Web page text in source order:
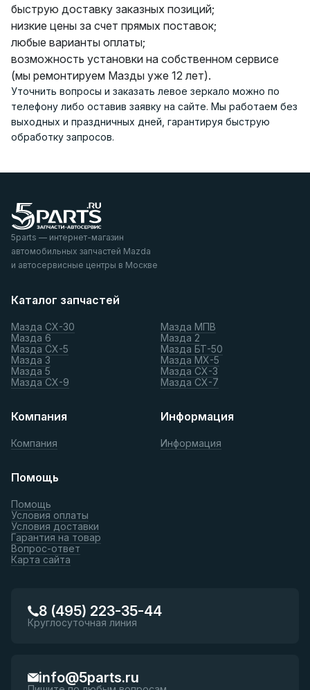
быструю доставку заказных позиций;
низкие цены за счет прямых поставок;
любые варианты оплаты;
возможность установки на собственном сервисе
(мы ремонтируем Мазды уже 12 лет).
Уточнить вопросы и заказать левое зеркало можно по
телефону либо оставив заявку на сайте. Мы работаем без
выходных и праздничных дней, гарантируя быструю
обработку запросов.
5parts — интернет-магазин
автомобильных запчастей Mazda
и автосервисные центры в Москве
Каталог запчастей
Мазда СХ-30
Мазда 6
Мазда СХ-5
Мазда 3
Мазда 5
Мазда СХ-9
Мазда МПВ
Мазда 2
Мазда БТ-50
Мазда МХ-5
Мазда СХ-3
Мазда СХ-7
Компания
Компания
Информация
Информация
Помощь
Помощь
Условия оплаты
Условия доставки
Гарантия на товар
Вопрос-ответ
Карта сайта
8 (495) 223-35-44
Круглосуточная линия
info@5parts.ru